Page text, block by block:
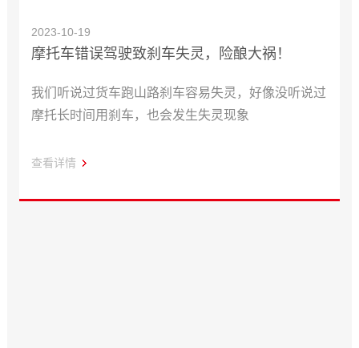
2023-10-19
摩托车错误驾驶致刹车失灵，险酿大祸！
我们听说过货车跑山路刹车容易失灵，好像没听说过
摩托长时间用刹车，也会发生失灵现象
查看详情